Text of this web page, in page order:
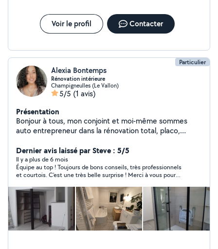
Voir le profil Contacter
Particulier
Alexia Bontemps
Rénovation intérieure
Champigneulles (Le Vallon)
5/5 (1 avis)
Présentation
Bonjour à tous, mon conjoint et moi-même sommes
auto entrepreneur dans la rénovation total, placo,
en main... Nous serions ravis de réaliser vos projets !
Dernier avis laissé par Steve : 5/5
Il y a plus de 6 mois
Équipe au top ! Toujours de bons conseils, très professionnels
et courtois. C’est une très belle surprise ! Merci à vous pour